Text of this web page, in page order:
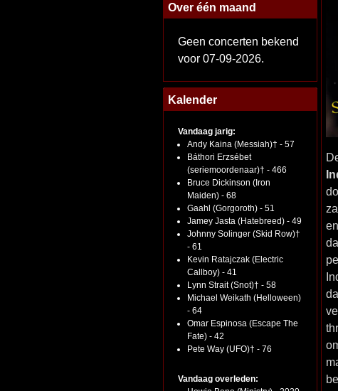
Over één maand
Geen concerten bekend
voor 07-09-2026.
Kalender
Vandaag jarig:
Andy Kaina (Messiah)† - 57
Báthori Erzsébet
(seriemoordenaar)† - 466
Bruce Dickinson (Iron
Maiden) - 68
Gaahl (Gorgoroth) - 51
Jamey Jasta (Hatebreed) - 49
Johnny Solinger (Skid Row)†
- 61
Kevin Ratajczak (Electric
Callboy) - 41
Lynn Strait (Snot)† - 58
Michael Weikath (Helloween)
- 64
Omar Espinosa (Escape The
Fate) - 42
Pete Way (UFO)† - 76
Vandaag overleden: